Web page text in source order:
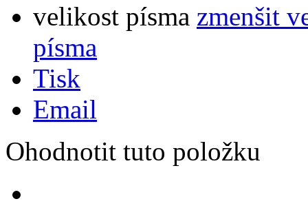
velikost písma zmenšit
písma
Tisk
Email
Ohodnotit tuto položku